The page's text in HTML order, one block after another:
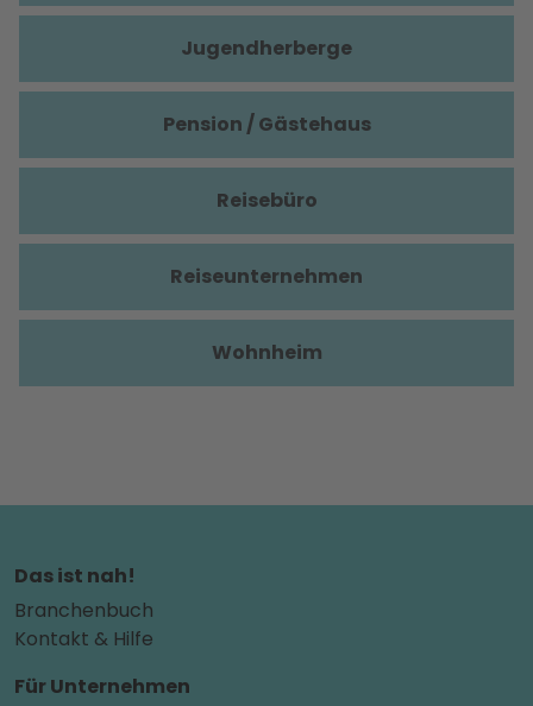
Jugendherberge
Pension / Gästehaus
Reisebüro
Reiseunternehmen
Wohnheim
Das ist nah!
Branchenbuch
Kontakt & Hilfe
Für Unternehmen